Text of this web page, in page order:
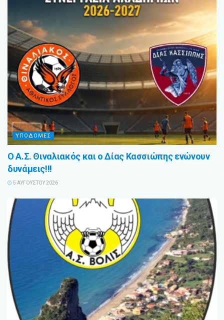
ΥΠΟΔΟΜΕΣ
Ο Α.Σ. Θιναλιακός και ο Δίας Κασσιώπης ενώνουν
δυνάμεις!!!
5 ΑΥΓΟΎΣΤΟΥ 2026